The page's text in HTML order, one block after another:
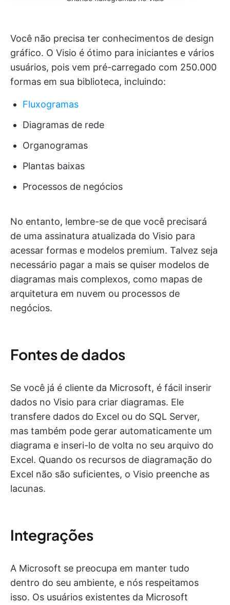
Você não precisa ter conhecimentos de design
gráfico. O Visio é ótimo para iniciantes e vários
usuários, pois vem pré-carregado com 250.000
formas em sua biblioteca, incluindo:
Fluxogramas
Diagramas de rede
Organogramas
Plantas baixas
Processos de negócios
No entanto, lembre-se de que você precisará
de uma assinatura atualizada do Visio para
acessar formas e modelos premium. Talvez seja
necessário pagar a mais se quiser modelos de
diagramas mais complexos, como mapas de
arquitetura em nuvem ou processos de
negócios.
Fontes de dados
Se você já é cliente da Microsoft, é fácil inserir
dados no Visio para criar diagramas. Ele
transfere dados do Excel ou do SQL Server,
mas também pode gerar automaticamente um
diagrama e inseri-lo de volta no seu arquivo do
Excel. Quando os recursos de diagramação do
Excel não são suficientes, o Visio preenche as
lacunas.
Integrações
A Microsoft se preocupa em manter tudo
dentro do seu ambiente, e nós respeitamos
isso. Os usuários existentes da Microsoft